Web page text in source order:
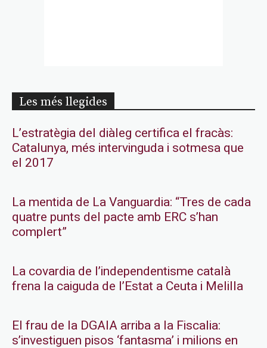
Les més llegides
L’estratègia del diàleg certifica el fracàs:
Catalunya, més intervinguda i sotmesa que
el 2017
La mentida de La Vanguardia: “Tres de cada
quatre punts del pacte amb ERC s’han
complert”
La covardia de l’independentisme català
frena la caiguda de l’Estat a Ceuta i Melilla
El frau de la DGAIA arriba a la Fiscalia:
s’investiguen pisos ‘fantasma’ i milions en